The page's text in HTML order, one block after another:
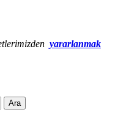
yararlanmak